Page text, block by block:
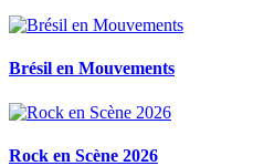
Brésil en Mouvements
Rock en Scène 2026